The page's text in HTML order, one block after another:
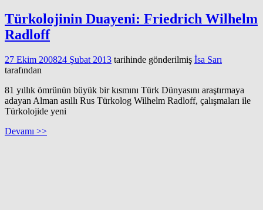
Türkolojinin Duayeni: Friedrich Wilhelm
Radloff
27 Ekim 200824 Şubat 2013 tarihinde gönderilmiş İsa Sarı
tarafından
81 yıllık ömrünün büyük bir kısmını Türk Dünyasını araştırmaya
adayan Alman asıllı Rus Türkolog Wilhelm Radloff, çalışmaları ile
Türkolojide yeni
Devamı >>